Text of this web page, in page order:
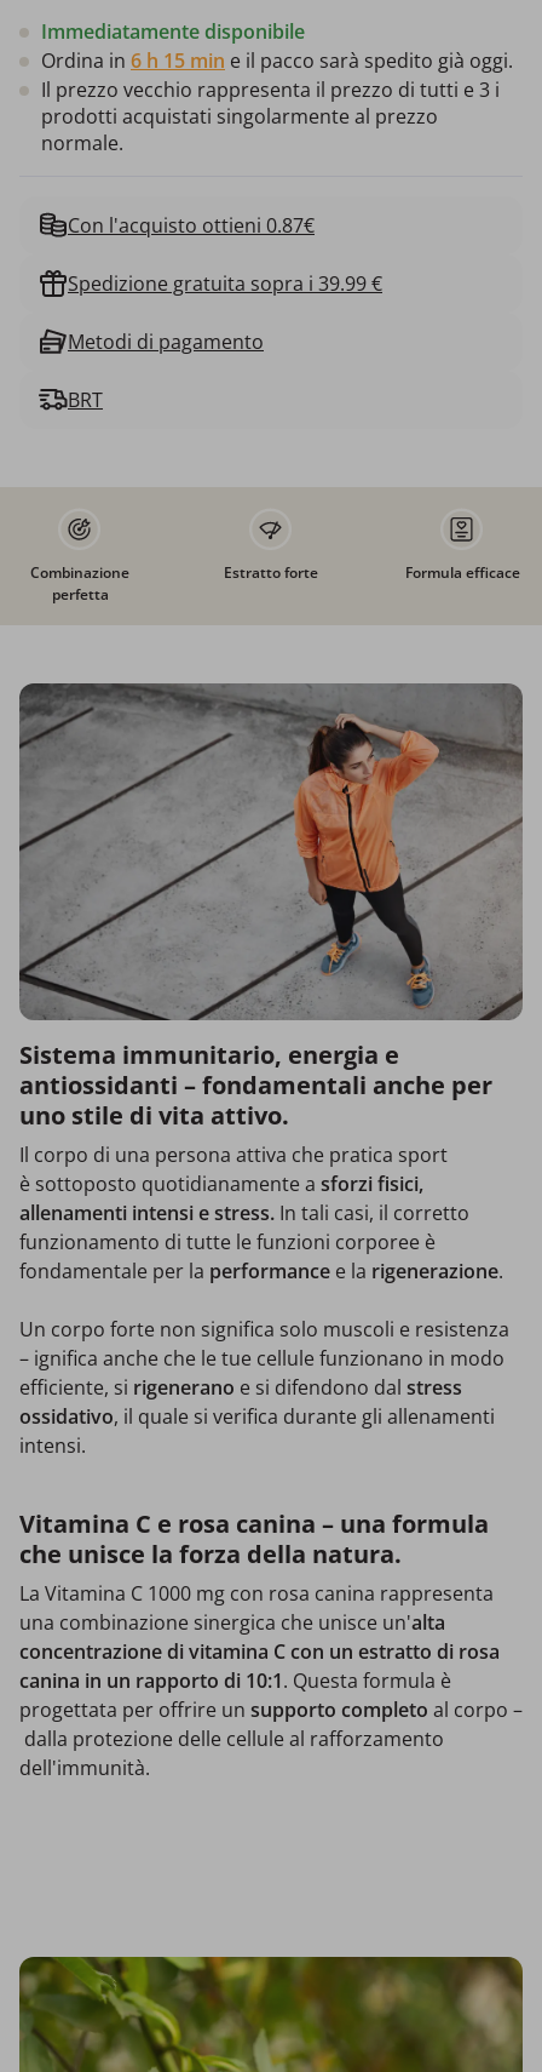
Immediatamente disponibile
Ordina in 6 h 15 min e il pacco sarà spedito già oggi.
Il prezzo vecchio rappresenta il prezzo di tutti e 3 i
prodotti acquistati singolarmente al prezzo
normale.
Con l'acquisto ottieni 0.87€
Spedizione gratuita sopra i 39.99 €
Metodi di pagamento
BRT
Combinazione
perfetta
Estratto forte Formula efficace
Sistema immunitario, energia e
antiossidanti – fondamentali anche per
uno stile di vita attivo.
Il corpo di una persona attiva che pratica sport
è sottoposto quotidianamente a sforzi fisici,
allenamenti intensi e stress. In tali casi, il corretto
funzionamento di tutte le funzioni corporee è
fondamentale per la performance e la rigenerazione.
Un corpo forte non significa solo muscoli e resistenza
– ignifica anche che le tue cellule funzionano in modo
efficiente, si rigenerano e si difendono dal stress
ossidativo, il quale si verifica durante gli allenamenti
intensi.
Vitamina C e rosa canina – una formula
che unisce la forza della natura.
La Vitamina C 1000 mg con rosa canina rappresenta
una combinazione sinergica che unisce un'alta
concentrazione di vitamina C con un estratto di rosa
canina in un rapporto di 10:1. Questa formula è
progettata per offrire un supporto completo al corpo –
dalla protezione delle cellule al rafforzamento
dell'immunità.